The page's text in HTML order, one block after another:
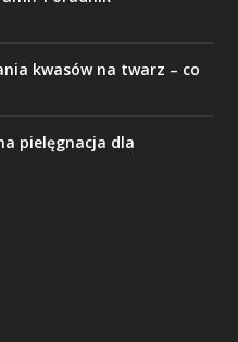
kwasów na twarz – co
pielęgnacja dla